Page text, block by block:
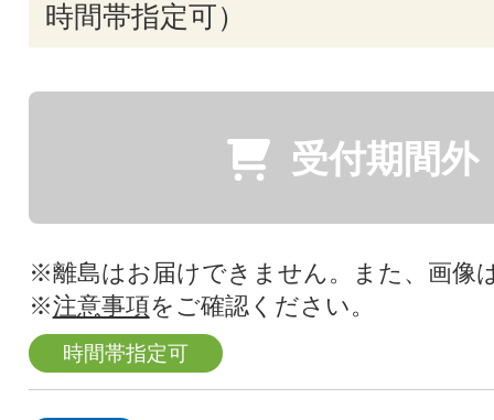
時間帯指定可）
受付期間外
※離島はお届けできません。また、画像
※注意事項をご確認ください。
時間帯指定可